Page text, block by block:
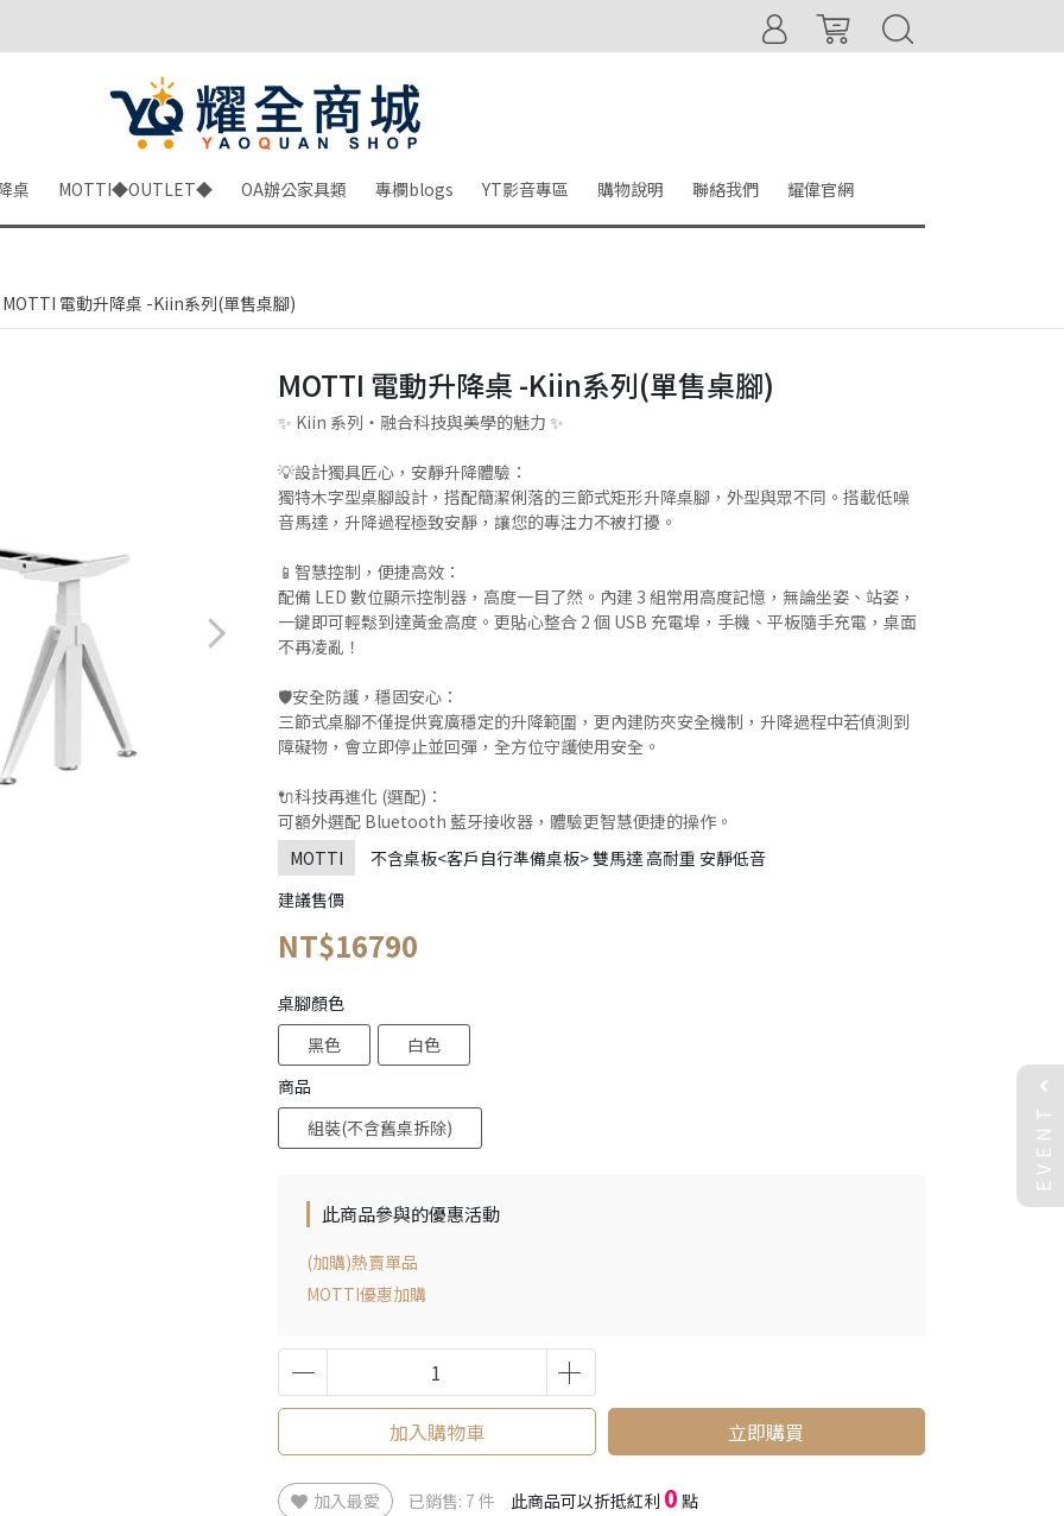
桌 MOTTI◆OUTLET◆ OA辦公家具類 專欄blogs YT影音專區 購物說明 聯絡我們 耀偉官網
MOTTI 電動升降桌 -Kiin系列(單售桌腳)
MOTTI 電動升降桌 -Kiin系列(單售桌腳)
✨ Kiin 系列・融合科技與美學的魅力 ✨
💡設計獨具匠心，安靜升降體驗：
獨特木字型桌腳設計，搭配簡潔俐落的三節式矩形升降桌腳，外型與眾不同。搭載低噪
音馬達，升降過程極致安靜，讓您的專注力不被打擾。
📱智慧控制，便捷高效：
配備 LED 數位顯示控制器，高度一目了然。內建 3 組常用高度記憶，無論坐姿、站姿，
一鍵即可輕鬆到達黃金高度。更貼心整合 2 個 USB 充電埠，手機、平板隨手充電，桌面
不再凌亂！
🛡️安全防護，穩固安心：
三節式桌腳不僅提供寬廣穩定的升降範圍，更內建防夾安全機制，升降過程中若偵測到
障礙物，會立即停止並回彈，全方位守護使用安全。
🔌科技再進化 (選配)：
可額外選配 Bluetooth 藍牙接收器，體驗更智慧便捷的操作。
MOTTI
不含桌板<客戶自行準備桌板> 雙馬達 高耐重 安靜低音
建議售價
NT$16790
桌腳顏色
黑色
白色
商品
組裝(不含舊桌拆除)
此商品參與的優惠活動
(加購)熱賣單品
MOTTI優惠加購
加入購物車 立即購買
加入最愛 已銷售: 7 件 此商品可以折抵紅利 0 點
EVENT